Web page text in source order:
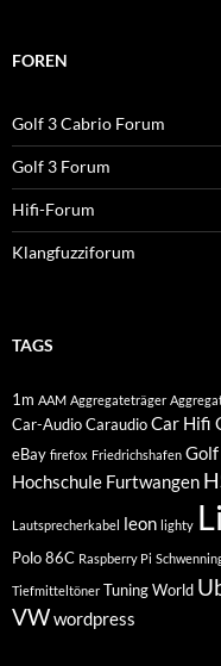
FOREN
Golf 3 Cabrio Forum
Golf 3 Forum
Hifi-Forum
Klangfuzziforum
TAGS
1m AAM Aggregateträger
Car-AudioCaraudioCar Hifi
eBay firefox Friedrichshafen Golf
Hochschule Furtwangen
Lautsprecherkabel leon lighty
Polo 86C Raspberry Pi
Tiefmitteltöner Tuning World
VWwordpress